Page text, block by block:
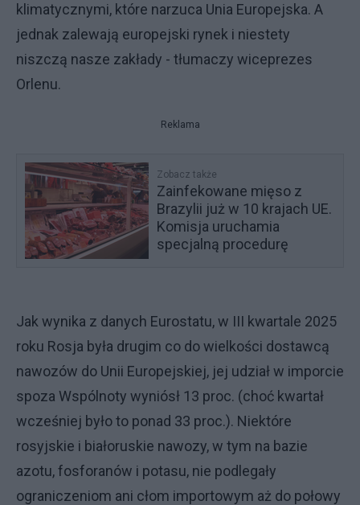
klimatycznymi, które narzuca Unia Europejska. A
jednak zalewają europejski rynek i niestety
niszczą nasze zakłady - tłumaczy wiceprezes
Orlenu.
Reklama
Zobacz także
Zainfekowane mięso z
Brazylii już w 10 krajach UE.
Komisja uruchamia
specjalną procedurę
Jak wynika z danych Eurostatu, w III kwartale 2025
roku Rosja była drugim co do wielkości dostawcą
nawozów do Unii Europejskiej, jej udział w imporcie
spoza Wspólnoty wyniósł 13 proc. (choć kwartał
wcześniej było to ponad 33 proc.). Niektóre
rosyjskie i białoruskie nawozy, w tym na bazie
azotu, fosforanów i potasu, nie podlegały
ograniczeniom ani cłom importowym aż do połowy